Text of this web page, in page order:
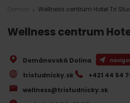
Wellness centrum Hotel Tri
Wellness centrum
Demänovská Dolina
tristudnicky.sk
+421 44 54
wellness@tristudnicky.sk